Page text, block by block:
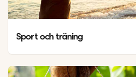
Sport och träning